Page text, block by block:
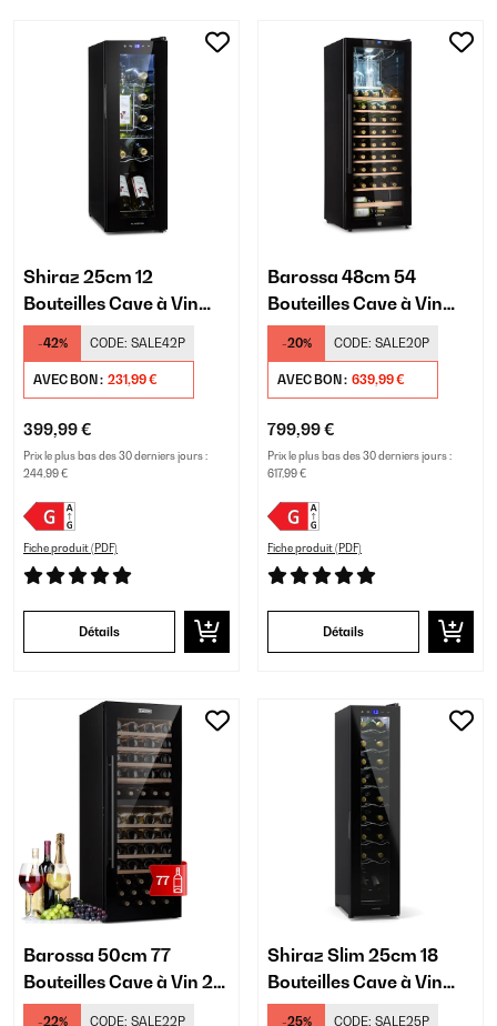
Shiraz 25cm 12
Bouteilles Cave à Vin
Noir
-42% CODE: SALE42P
AVEC BON : 231,99 €
399,99 €
Prix le plus bas des 30 derniers jours :
244,99 €
Fiche produit (PDF)
Détails
Barossa 48cm 54
Bouteilles Cave à Vin
Noir
-20% CODE: SALE20P
AVEC BON : 639,99 €
799,99 €
Prix le plus bas des 30 derniers jours :
617,99 €
Fiche produit (PDF)
Détails
Barossa 50cm 77
Bouteilles Cave à Vin 2
Zones Noir
-22% CODE: SALE22P
Shiraz Slim 25cm 18
Bouteilles Cave à Vin
Noir
-25% CODE: SALE25P